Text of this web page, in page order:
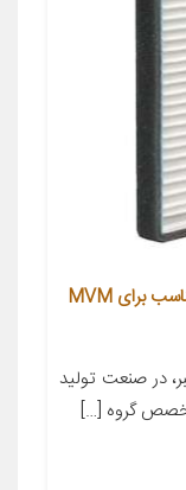
فیلتر کابین فیلتر دم کد T11-8107011NA مناسب برای MVM
در صنعت تولید
گروه […]